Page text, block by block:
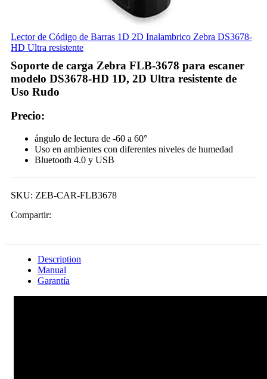
Lector de Código de Barras 1D 2D Inalambrico Zebra DS3678-
HD Ultra resistente
Soporte de carga Zebra FLB-3678 para escaner
modelo DS3678-HD 1D, 2D Ultra resistente de
Uso Rudo
Precio:
ángulo de lectura de -60 a 60°
Uso en ambientes con diferentes niveles de humedad
Bluetooth 4.0 y USB
SKU: ZEB-CAR-FLB3678
Compartir:
Description
Manual
Garantía